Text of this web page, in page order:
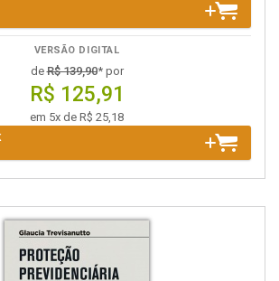
VERSÃO DIGITAL
deR$ 139,90* por
R$ 125,91
em 5x de R$ 25,18